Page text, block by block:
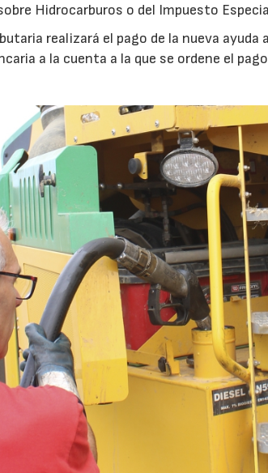
Hidrocarburos o del Impuesto
realizará el pago de la nueva
a la cuenta a la que se ordene el